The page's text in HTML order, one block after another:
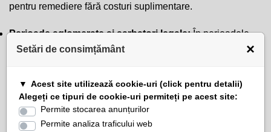
pentru remediere fără costuri suplimentare.
Perioade aglomerate si sarbatori legale:În perioadele
aglomerate, precum sărbătorile legale sau campaniile de
mare de expedieri, ceea ce poate duce la întârzieri în
livrarea coletelor. Astfel, timpul de colectare a comenzilor
din depozitul nostru se poate prelungi cu 24-48 de ore, iar
livrarea poate dura cu 1-3 zile în plus, în funcție de firma de
Setări de consimțământ ×
Acest site utilizează cookie-uri (click pentru detalii)
Alegeți ce tipuri de cookie-uri permiteți pe acest site:
Permite stocarea anunțurilor
Permite analiza traficului web